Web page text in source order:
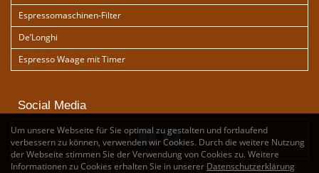
Espressomaschinen-Filter
De’Longhi
Espresso Waage mit Timer
Social Media
Um unsere Webseite für Sie optimal zu gestalten und fortlaufend
verbessern zu können, verwenden wir Cookies. Durch die weitere Nutzung
der Webseite stimmen Sie der Verwendung von Cookies zu. Weitere
Informationen zu Cookies erhalten Sie in unserer Datenschutzerklärung